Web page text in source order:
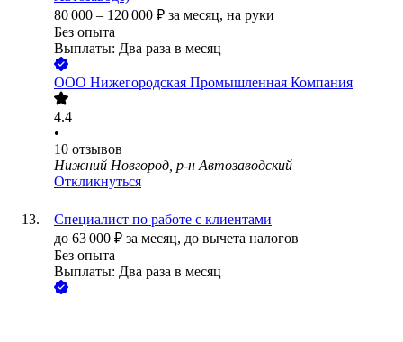
80 000 – 120 000 ₽ за месяц, на руки
Без опыта
Выплаты: Два раза в месяц
ООО Нижегородская Промышленная Компания
4.4
•
10 отзывов
Нижний Новгород, р-н Автозаводский
Откликнуться
Специалист по работе с клиентами
до 63 000 ₽ за месяц, до вычета налогов
Без опыта
Выплаты: Два раза в месяц